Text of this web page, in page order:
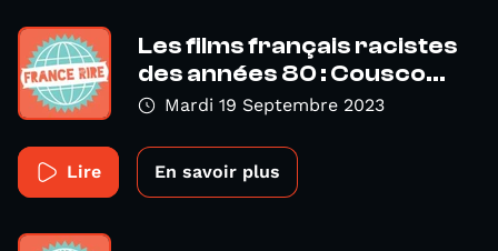
Les films français racistes
des années 80 : Cousco...
Mardi 19 Septembre 2023
Lire En savoir plus